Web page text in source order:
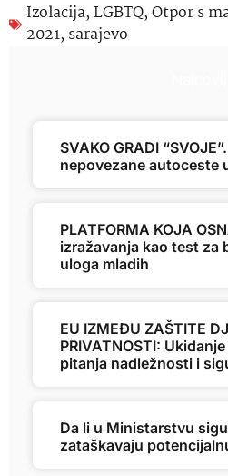
Izolacija,LGBTQ,Otpor s
2021, sarajevo
SVAKO GRADI
nepovezane autoceste
PLATFORMA KOJA
izražavanja kao test za
uloga mladih
EU IZMEĐU ZAŠTITE
PRIVATNOSTI:
pitanja nadležnosti i
Da li u Ministarstvu
zataškavaju